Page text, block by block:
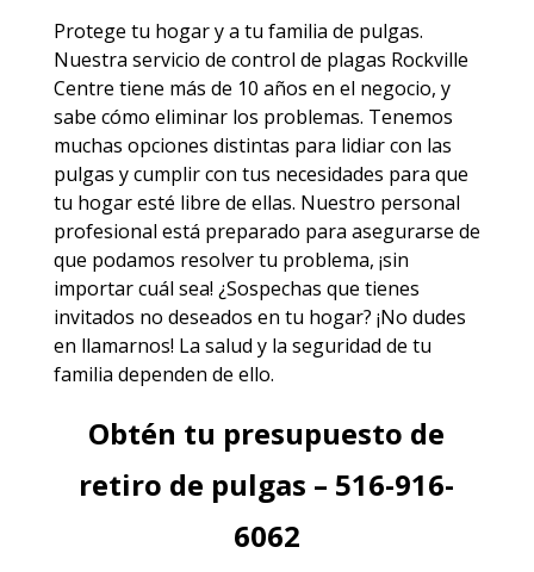
Protege tu hogar y a tu familia de pulgas.
Nuestra servicio de control de plagas Rockville
Centre tiene más de 10 años en el negocio, y
sabe cómo eliminar los problemas. Tenemos
muchas opciones distintas para lidiar con las
pulgas y cumplir con tus necesidades para que
tu hogar esté libre de ellas. Nuestro personal
profesional está preparado para asegurarse de
que podamos resolver tu problema, ¡sin
importar cuál sea! ¿Sospechas que tienes
invitados no deseados en tu hogar? ¡No dudes
en llamarnos! La salud y la seguridad de tu
familia dependen de ello.
Obtén tu presupuesto de
retiro de pulgas – 516-916-
6062